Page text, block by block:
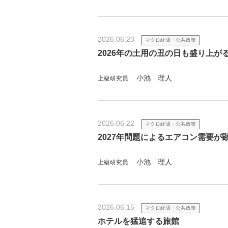
2026.06.23 マクロ経済・公共政策
2026年の土用の丑の日も盛り上が
上級研究員 小池 理人
2026.06.22 マクロ経済・公共政策
2027年問題によるエアコン需要が
上級研究員 小池 理人
2026.06.15 マクロ経済・公共政策
ホテルを猛追する旅館